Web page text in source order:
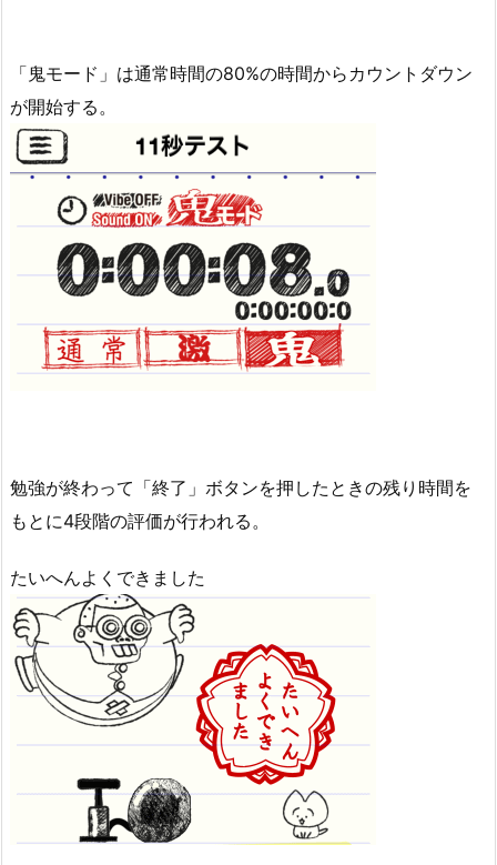
「鬼モード」は通常時間の80%の時間からカウントダウン
が開始する。
勉強が終わって「終了」ボタンを押したときの残り時間を
もとに4段階の評価が行われる。
たいへんよくできました